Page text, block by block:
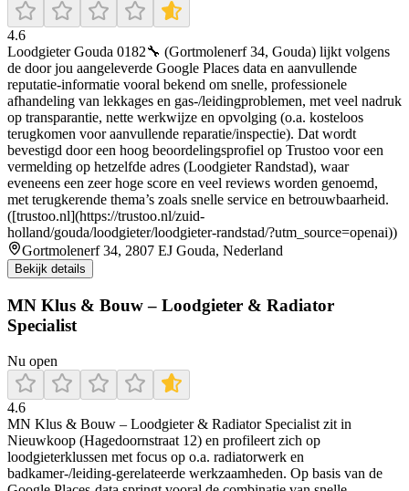
4.6
Loodgieter Gouda 0182🔧 (Gortmolenerf 34, Gouda) lijkt volgens
de door jou aangeleverde Google Places data en aanvullende
reputatie-informatie vooral bekend om snelle, professionele
afhandeling van lekkages en gas-/leidingproblemen, met veel nadruk
op transparantie, nette werkwijze en opvolging (o.a. kosteloos
terugkomen voor aanvullende reparatie/inspectie). Dat wordt
bevestigd door een hoog beoordelingsprofiel op Trustoo voor een
vermelding op hetzelfde adres (Loodgieter Randstad), waar
eveneens een zeer hoge score en veel reviews worden genoemd,
met terugkerende thema’s zoals snelle service en betrouwbaarheid.
([trustoo.nl](https://trustoo.nl/zuid-
holland/gouda/loodgieter/loodgieter-randstad/?utm_source=openai))
Gortmolenerf 34, 2807 EJ Gouda, Nederland
Bekijk details
MN Klus & Bouw – Loodgieter & Radiator
Specialist
Nu open
4.6
MN Klus & Bouw – Loodgieter & Radiator Specialist zit in
Nieuwkoop (Hagedoornstraat 12) en profileert zich op
loodgieterklussen met focus op o.a. radiatorwerk en
badkamer-/leiding-gerelateerde werkzaamheden. Op basis van de